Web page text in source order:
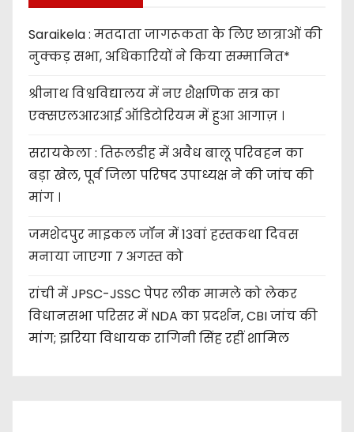
Saraikela : मतदाता जागरूकता के लिए छात्राओं की
नुक्कड़ सभा, अधिकारियों ने किया सम्मानित*
श्रीनाथ विश्वविद्यालय में नए शैक्षणिक सत्र का
एक्सएलआरआई ऑडिटोरियम में हुआ आगाज़ ।
सरायकेला : तिरूलडीह में अवैध बालू परिवहन का
बड़ा खेल, पूर्व जिला परिषद उपाध्यक्ष ने की जांच की
मांग ।
जमशेदपुर माइकल जॉन में 13वां हस्तकथा दिवस
मनाया जाएगा 7 अगस्त को
रांची में JPSC-JSSC पेपर लीक मामले को लेकर
विधानसभा परिसर में NDA का प्रदर्शन, CBI जांच की
मांग; झरिया विधायक रागिनी सिंह रहीं शामिल